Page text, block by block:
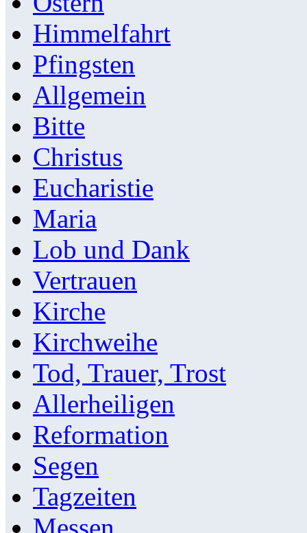
Himmelfahrt
Pfingsten
Allgemein
Bitte
Christus
Eucharistie
Maria
Lob und Dank
Vertrauen
Kirche
Kirchweihe
Tod, Trauer, Trost
Allerheiligen
Reformation
Segen
Tagzeiten